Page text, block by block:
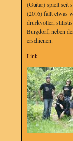
(Guitar) spielt seit
(2016) fällt etwas
druckvoller,
Burgdorf, neben
erschienen.
Link